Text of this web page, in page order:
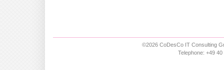
©2026 CoDesCo IT Consulting
Telephone: +49